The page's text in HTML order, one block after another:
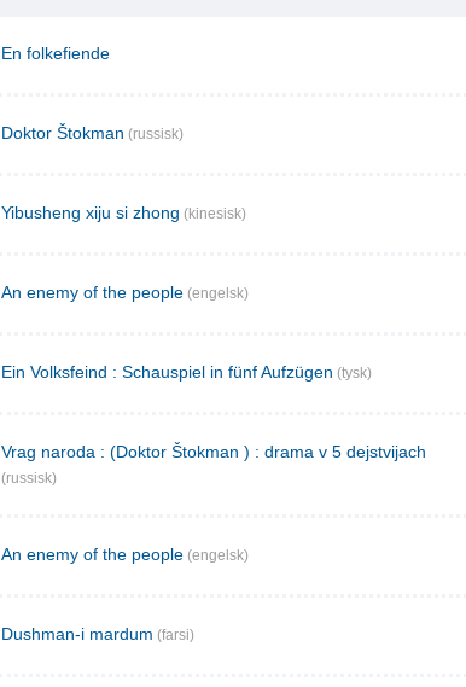
En folkefiende
Doktor Štokman (russisk)
Yibusheng xiju si zhong (kinesisk)
An enemy of the people (engelsk)
Ein Volksfeind : Schauspiel in fünf Aufzügen (tysk)
Vrag naroda : (Doktor Štokman ) : drama v 5 dejstvijach
(russisk)
An enemy of the people (engelsk)
Dushman-i mardum (farsi)